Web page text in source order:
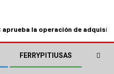
aprueba la operación de
FERRYPITIUSAS